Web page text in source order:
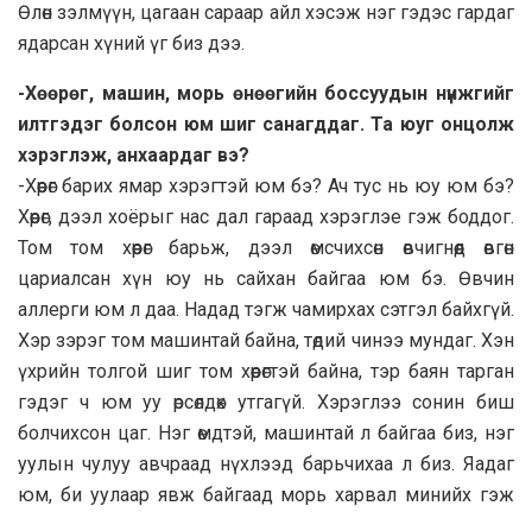
Өлөн зэлмүүн, цагаан сараар айл хэсэж нэг гэдэс гардаг
ядарсан хүний үг биз дээ.
-Хөөрөг, машин, морь өнөөгийн боссуудын нүнжгийг
илтгэдэг болсон юм шиг санагддаг. Та юуг онцолж
хэрэглэж, анхаардаг вэ?
-Хөөрөг барих ямар хэрэгтэй юм бэ? Ач тус нь юу юм бэ?
Хөөрөг, дээл хоёрыг нас дал гараад хэрэглэе гэж боддог.
Том том хөөрөг барьж, дээл өмсчихсөн өвчигнөөд өвгөн
цариалсан хүн юу нь сайхан байгаа юм бэ. Өвчин
аллерги юм л даа. Надад тэгж чамирхах сэтгэл байхгүй.
Хэр зэрэг том машинтай байна, төдий чинээ мундаг. Хэн
үхрийн толгой шиг том хөөрөгтэй байна, тэр баян тарган
гэдэг ч юм уу өрсөлдөх утгагүй. Хэрэглээ сонин биш
болчихсон цаг. Нэг өмдтэй, машинтай л байгаа биз, нэг
уулын чулуу авчраад нүхлээд барьчихаа л биз. Яадаг
юм, би уулаар явж байгаад морь харвал минийх гэж